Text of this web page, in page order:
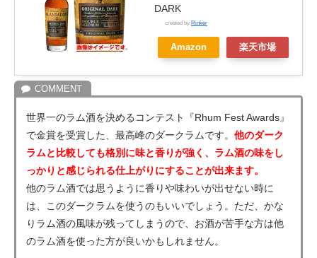
DARK
created by Rinker
Amazon 楽天市場
世界一のラム酒を決めるコンテスト『Rhum Fest Awards』
で金賞を受賞した、最高峰のダークラムです。 他のダーク
ラムと比較しても格別に味と香りが強く、 ラム酒の味をし
っかりと感じられる仕上がりにすることが出来ます。
他のラム酒では思うように香りや味わいが出せない時に
は、このダークラムを使うのもいいでしょう。ただ、かな
りラム酒の風味が残ってしまうので、お酒が苦手な方は他
のラム酒を使った方が良いかもしれません。